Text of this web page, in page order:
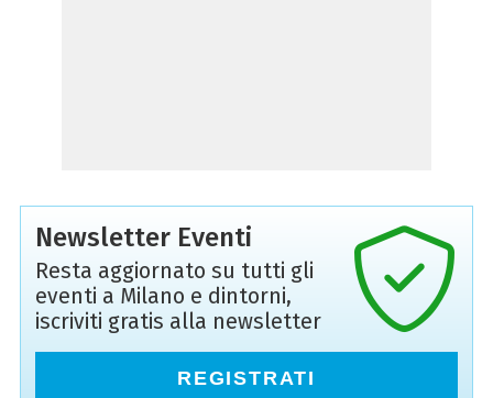
Newsletter Eventi
Resta aggiornato su tutti gli
eventi a Milano e dintorni,
iscriviti gratis alla newsletter
REGISTRATI